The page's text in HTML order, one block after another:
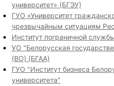
университет» (БГЭУ)
ГУО «Университет
чрезвычайным ситуациям
Институт пограничной
УО "Белорусская
(ВО) (БГАА)
ГУО "Институт бизнеса
университета"